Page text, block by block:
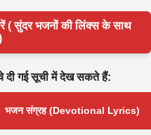
( सुंदर भजनों की लिंक्स के साथ
दी गई सूची में देख सकते हैं:
भजन संग्रह (Devotional Lyrics)